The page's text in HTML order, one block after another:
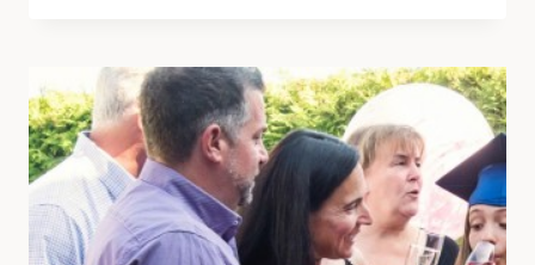
PARA
ORGANIZAR
UNA
FIESTA
INFANTIL
EN
VERANO